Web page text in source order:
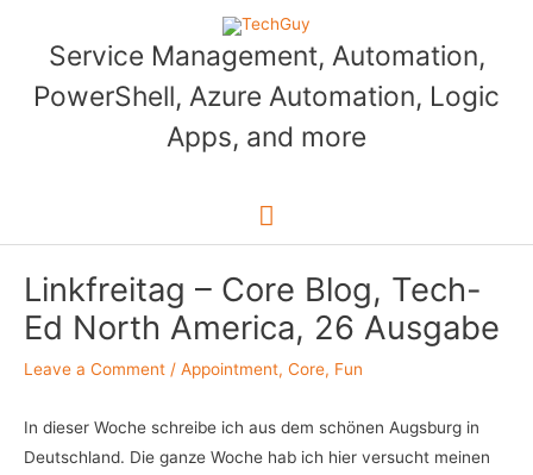
content
Service Management, Automation,
PowerShell, Azure Automation, Logic
Apps, and more
Main
Linkfreitag – Core Blog, Tech-
Ed North America, 26 Ausgabe
Leave a Comment / Appointment, Core, Fun
In dieser Woche schreibe ich aus dem schönen Augsburg in
Deutschland. Die ganze Woche hab ich hier versucht meinen